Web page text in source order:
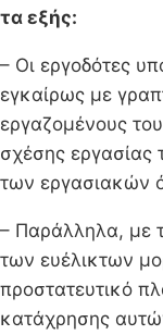
τα εξής:
– Οι εργοδότες
εγκαίρως με
εργαζομένους
σχέσης εργασίας
των εργασιακών
– Παράλληλα, με
των ευέλικτων
προστατευτικό
κατάχρησης